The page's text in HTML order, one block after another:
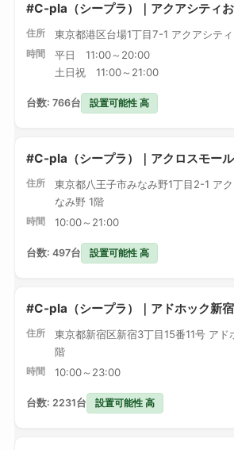
#C-pla（シープラ）｜アクアシティ
住所 東京都港区台場1丁目7-1 アクアシテ
時間
平日 11:00～20:00
土日祝 11:00～21:00
台数: 766台 設置可能性 高
#C-pla（シープラ）｜アクロスモー
住所
東京都八王子市みなみ野1丁目2-1 ア
なみ野 1階
時間 10:00～21:00
台数: 497台 設置可能性 高
#C-pla（シープラ）｜アドホック新
住所
東京都新宿区新宿3丁目15番11号 アド
階
時間 10:00～23:00
台数: 2231台 設置可能性 高